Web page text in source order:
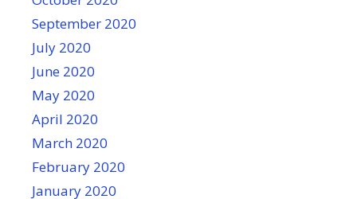
September 2020
July 2020
June 2020
May 2020
April 2020
March 2020
February 2020
January 2020